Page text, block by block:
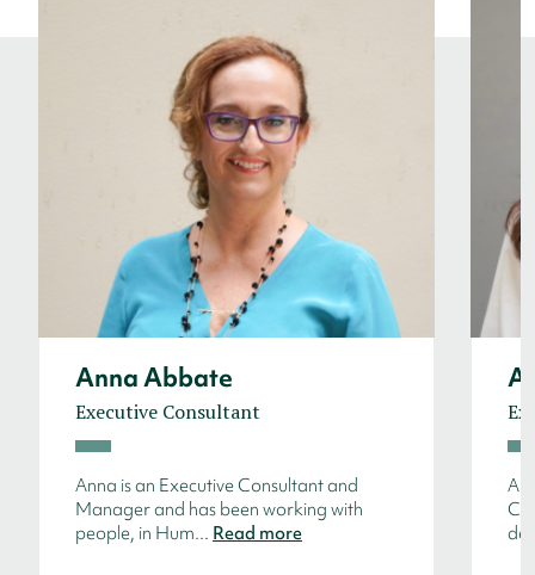
Anna Abbate
Executive Consultant
Anna is an Executive Consultant and
Manager and has been working with
people, in Hum... Read more